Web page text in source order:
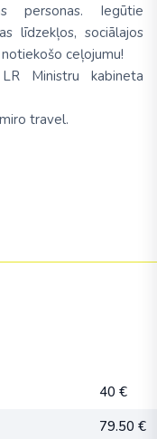
personas. Iegūtie
līdzekļos, sociālajos
ceļojumu!
Ministru kabineta
travel.
40 €
79.50 €